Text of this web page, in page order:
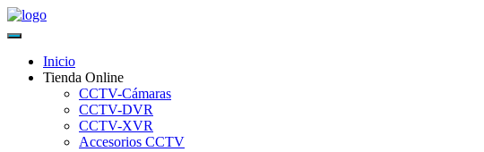
Inicio
Tienda Online
CCTV-Cámaras
CCTV-DVR
CCTV-XVR
Accesorios CCTV